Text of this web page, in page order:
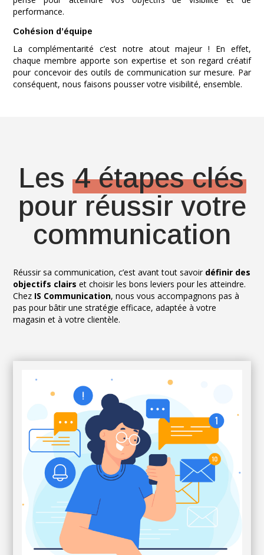
performance.
Cohésion d’équipe
La complémentarité c’est notre atout majeur ! En effet,
chaque membre apporte son expertise et son regard créatif
pour concevoir des outils de communication sur mesure. Par
conséquent, nous faisons pousser votre visibilité, ensemble.
Les 4 étapes clés
pour réussir votre
communication
Réussir sa communication, c’est avant tout savoir définir des
objectifs clairs et choisir les bons leviers pour les atteindre.
Chez IS Communication, nous vous accompagnons pas à
pas pour bâtir une stratégie efficace, adaptée à votre
magasin et à votre clientèle.